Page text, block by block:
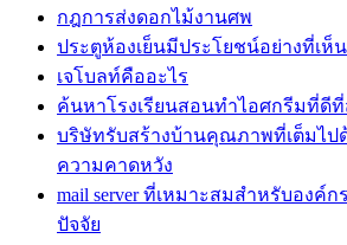
กฎการส่งดอกไม้งานศพ
ประตูห้องเย็นมีประโยชน์อย่างที่เห็
เจโบลท์คืออะไร
ค้นหาโรงเรียนสอนทำไอศกรีมที่ดี
บริษัทรับสร้างบ้านคุณภาพที่เต็มไป
ความคาดหวัง
mail server ที่เหมาะสมสำหรับองค์
ปัจจัย